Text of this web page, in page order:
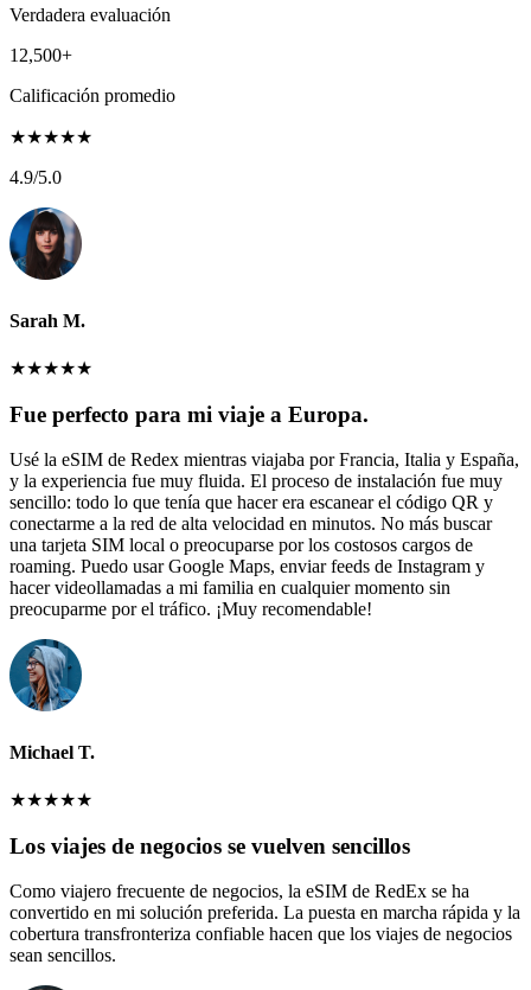
Verdadera evaluación
12,500+
Calificación promedio
★★★★★
4.9/5.0
Sarah M.
★★★★★
Fue perfecto para mi viaje a Europa.
Usé la eSIM de Redex mientras viajaba por Francia, Italia y España,
y la experiencia fue muy fluida. El proceso de instalación fue muy
sencillo: todo lo que tenía que hacer era escanear el código QR y
conectarme a la red de alta velocidad en minutos. No más buscar
una tarjeta SIM local o preocuparse por los costosos cargos de
roaming. Puedo usar Google Maps, enviar feeds de Instagram y
hacer videollamadas a mi familia en cualquier momento sin
preocuparme por el tráfico. ¡Muy recomendable!
Michael T.
★★★★★
Los viajes de negocios se vuelven sencillos
Como viajero frecuente de negocios, la eSIM de RedEx se ha
convertido en mi solución preferida. La puesta en marcha rápida y la
cobertura transfronteriza confiable hacen que los viajes de negocios
sean sencillos.